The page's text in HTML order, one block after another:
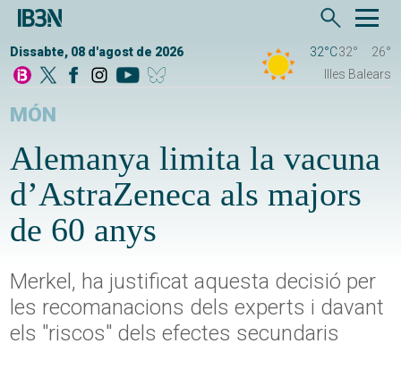
Dissabte, 08 d'agost de 2026 32°C32°
26°
Illes Balears
MÓN
Alemanya limita la vacuna
d’AstraZeneca als majors
de 60 anys
Merkel, ha justificat aquesta decisió per
les recomanacions dels experts i davant
els "riscos" dels efectes secundaris